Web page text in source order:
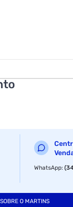
WhatsApp:
SOBRE O MARTINS